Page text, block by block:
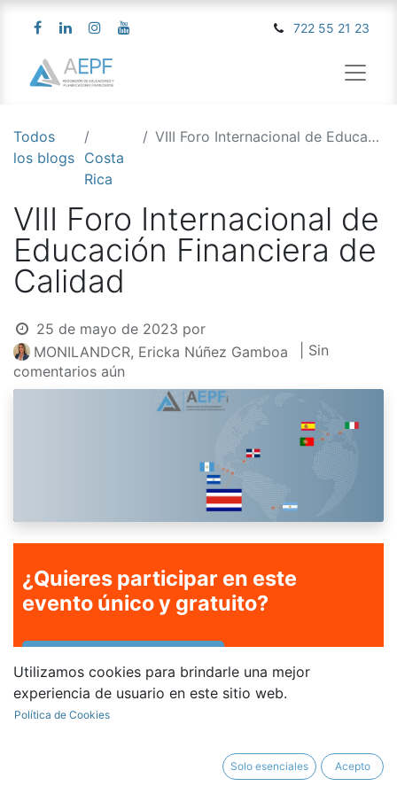
722 55 21 23
Todos
los blogs Costa
Rica
VIII Foro Internacional de Educación Financiera de Calidad
VIII Foro Internacional de
Educación Financiera de
Calidad
25 de mayo de 2023 por
MONILANDCR, Ericka Núñez Gamboa
| Sin
comentarios aún
¿Quieres participar en este
evento único y gratuito?
Rellena el formulario
Financiera?
Utilizamos cookies para brindarle una mejor
experiencia de usuario en este sitio web.
Política de Cookies
Solo esenciales Acepto